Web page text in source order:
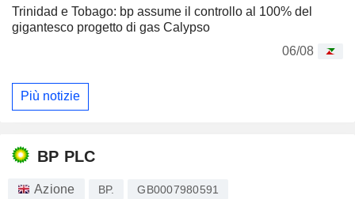
Trinidad e Tobago: bp assume il controllo al 100% del
gigantesco progetto di gas Calypso
06/08
Più notizie
BP PLC
Azione BP. GB0007980591